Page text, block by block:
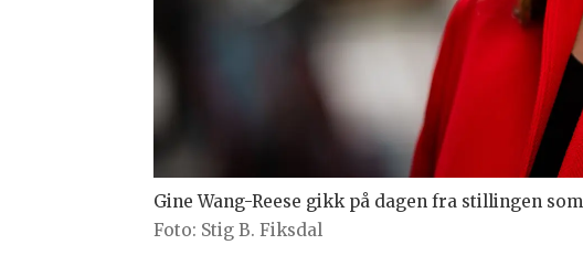
Gine Wang-Reese gikk på dagen fra stillingen
Foto: Stig B. Fiksdal